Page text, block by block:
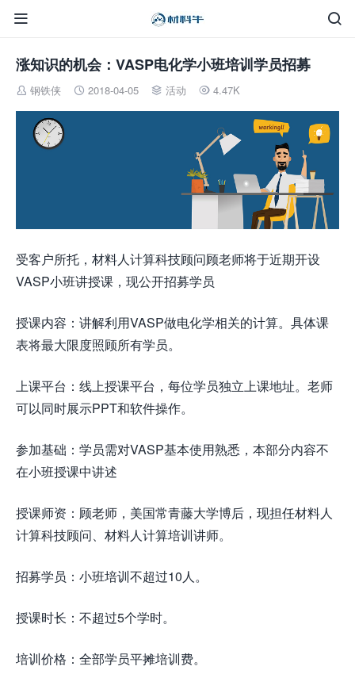


涨知识的机会：VASP电化学小班培训学员招募
 钢铁侠  2018-04-05  活动  4.47K
受客户所托，材料人计算科技顾问顾老师将于近期开设
VASP小班讲授课，现公开招募学员
授课内容：讲解利用VASP做电化学相关的计算。具体课
表将最大限度照顾所有学员。
上课平台：线上授课平台，每位学员独立上课地址。老师
可以同时展示PPT和软件操作。
参加基础：学员需对VASP基本使用熟悉，本部分内容不
在小班授课中讲述
授课师资：顾老师，美国常青藤大学博后，现担任材料人
计算科技顾问、材料人计算培训讲师。
招募学员：小班培训不超过10人。
授课时长：不超过5个学时。
培训价格：全部学员平摊培训费。